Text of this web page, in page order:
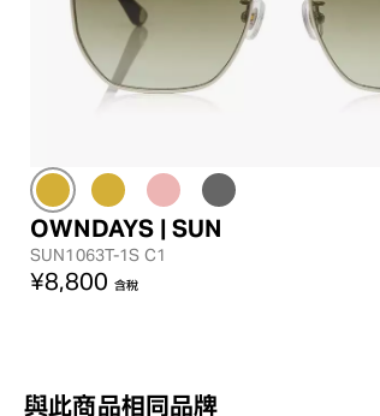
OWNDAYS | SUN
SUN1063T-1S C1
¥8,800 含稅
與此商品相同品牌